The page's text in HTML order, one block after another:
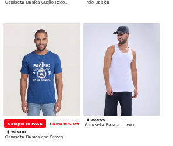
Camiseta Basica Cuello Redondo Polo Basica
Compra en PACK Hasta 15% Off
$ 39.900
Camiseta Basica con Screen
$ 20.900
Camiseta Básica Interior